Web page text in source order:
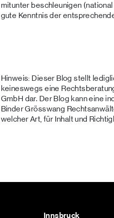
mitunter beschleunigen
gute Kenntnis der
Hinweis: Dieser Blog stellt
keineswegs eine
GmbH dar. Der Blog kann eine
Binder Grösswang
welcher Art, für Inhalt und
Innsbruck